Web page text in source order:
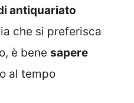
antiquariato
che si preferisca
è bene sapere
al tempo